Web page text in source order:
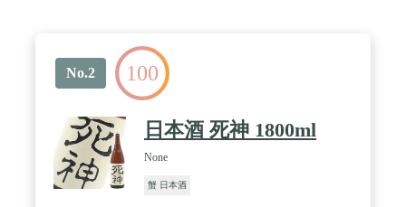
化し黒く変色することがあります。味および衛生・
安全面に問題はありませんので、安心してお召し上
がりください。解凍後、すぐにお召し上がりくださ
い。 / 【おすすめの解凍方法】1.表面のラップを取
り除き、流水で急速解凍します。2.流水を優しくあ
てながら表面の氷の膜を溶かします。3.完全に溶か
さず、芯が凍っている半解凍の状態でとどめます。
4.お刺身やかに鍋、バター焼きなどお好みの食べ方
でお楽しみください。 / ●ギフト配送について●この
No.2 100
日本酒 死神 1800ml
None
蟹 日本酒